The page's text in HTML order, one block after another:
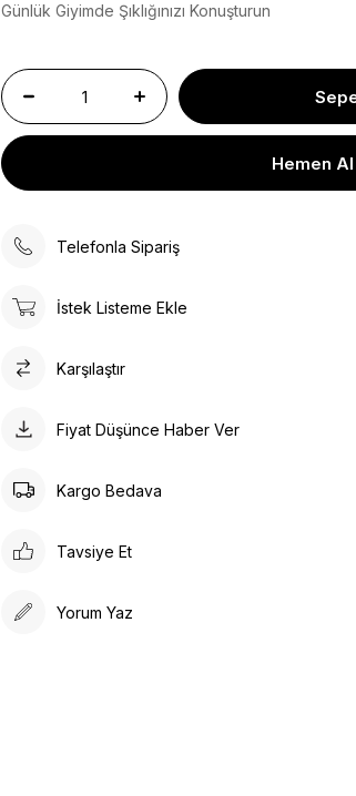
Günlük Giyimde Şıklığınızı Konuşturun
Telefonla Sipariş
İstek Listeme Ekle
Karşılaştır
Fiyat Düşünce Haber Ver
Kargo Bedava
Tavsiye Et
Yorum Yaz